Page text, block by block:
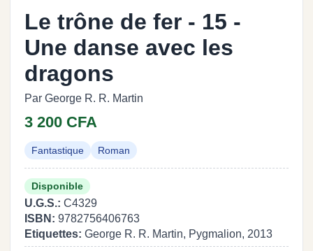
Le trône de fer - 15 -
Une danse avec les
dragons
Par George R. R. Martin
3 200 CFA
Fantastique Roman
Disponible
U.G.S.: C4329
ISBN: 9782756406763
Etiquettes: George R. R. Martin, Pygmalion, 2013